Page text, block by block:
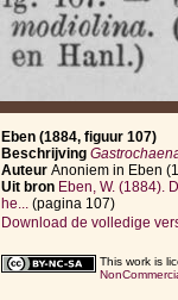
Eben (1884, figuur 107)
Beschrijving
Auteur Anoniem in Eben
Uit bron Eben, W. (1884).
he... (pagina 107)
Download de volledige
This work is